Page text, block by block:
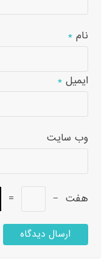
نام*
ایمیل*
وب‌ سایت
هفت −
=